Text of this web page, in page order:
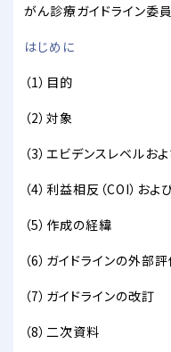
がん診療ガイドライン委
はじめに
（1）目的
（2）対象
（3）エビデンスレベルお
（4）利益相反（COI）お
（5）作成の経緯
（6）ガイドラインの外部
（7）ガイドラインの改訂
（8）二次資料